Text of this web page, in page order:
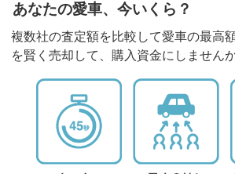
あなたの愛車、今いくら？
複数社の査定額を比較して愛車の最高
を賢く売却して、購入資金にしません